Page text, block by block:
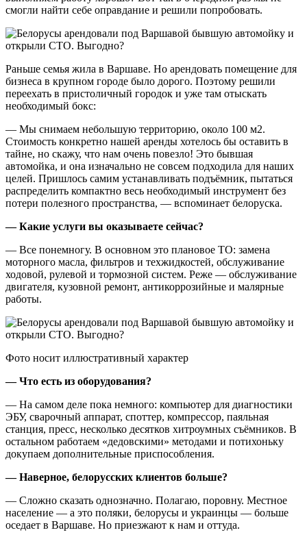
смогли найти себе оправдание и решили попробовать.
Раньше семья жила в Варшаве. Но арендовать помещение для
бизнеса в крупном городе было дорого. Поэтому решили
переехать в пристоличный городок и уже там отыскать
необходимый бокс:
— Мы снимаем небольшую территорию, около 100 м2.
Стоимость конкретно нашей аренды хотелось бы оставить в
тайне, но скажу, что нам очень повезло! Это бывшая
автомойка, и она изначально не совсем подходила для наших
целей. Пришлось самим устанавливать подъёмник, пытаться
распределить компактно весь необходимый инструмент без
потери полезного пространства, — вспоминает белоруска.
— Какие услуги вы оказываете сейчас?
— Все понемногу. В основном это плановое ТО: замена
моторного масла, фильтров и техжидкостей, обслуживание
ходовой, рулевой и тормозной систем. Реже — обслуживание
двигателя, кузовной ремонт, антикоррозийные и малярные
работы.
Фото носит иллюстративный характер
— Что есть из оборудования?
— На самом деле пока немного: компьютер для диагностики
ЭБУ, сварочный аппарат, споттер, компрессор, паяльная
станция, пресс, несколько десятков хитроумных съёмников. В
остальном работаем «дедовскими» методами и потихоньку
докупаем дополнительные приспособления.
— Наверное, белорусских клиентов больше?
— Сложно сказать однозначно. Полагаю, поровну. Местное
население — а это поляки, белорусы и украинцы — больше
оседает в Варшаве. Но приезжают к нам и оттуда.